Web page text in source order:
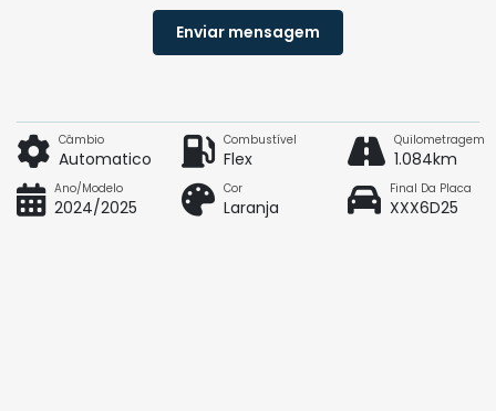
Enviar mensagem
Câmbio
Automatico
Combustível
Flex
Quilometragem
1.084km
Ano/Modelo
2024/2025
Cor
Laranja
Final Da Placa
XXX6D25